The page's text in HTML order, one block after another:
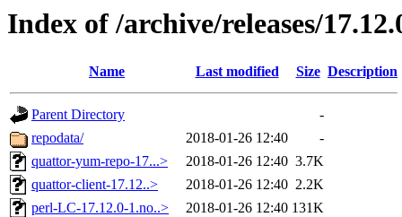
Index of /archive/releases/
Name Last modified Size Description
Parent Directory
-
repodata/
2018-01-26 12:40
-
quattor-yum-repo-17...>
2018-01-26 12:40 3.7K
quattor-client-17.12..>
2018-01-26 12:40 2.2K
perl-LC-17.12.0-1.no..>
2018-01-26 12:40 131K